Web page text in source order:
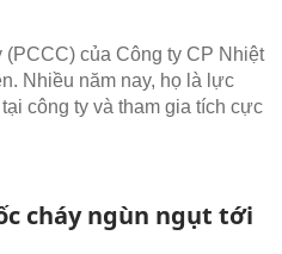
của Công ty CP Nhiệt
Nhiều năm nay, họ là lực
công ty và tham gia tích cực
cháy ngùn ngụt tới